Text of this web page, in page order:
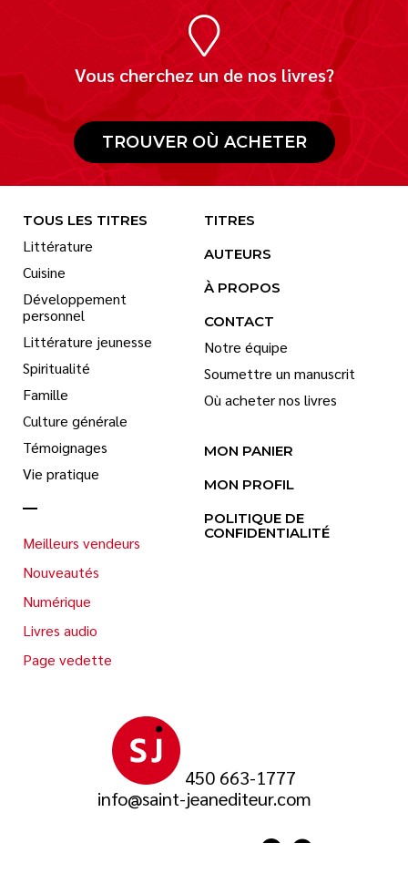
Vous cherchez un de nos livres?
TROUVER OÙ ACHETER
450 663-1777
info@saint-jeanediteur.com
TOUS LES TITRES
Littérature
Cuisine
Développement
personnel
Littérature jeunesse
Spiritualité
Famille
Culture générale
Témoignages
Vie pratique
Meilleurs vendeurs
Nouveautés
Numérique
Livres audio
Page vedette
TITRES
AUTEURS
À PROPOS
CONTACT
Notre équipe
Soumettre un manuscrit
Où acheter nos livres
MON PANIER
MON PROFIL
POLITIQUE DE
CONFIDENTIALITÉ